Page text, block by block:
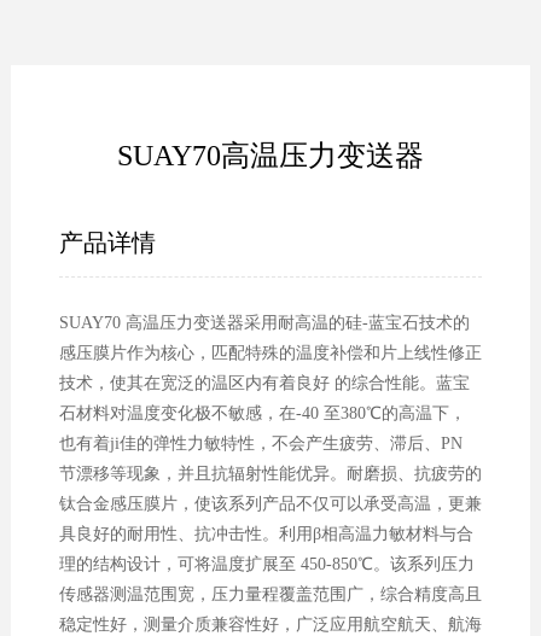
SUAY70高温压力变送器
产品详情
SUAY70 高温压力变送器采用耐高温的硅-蓝宝石技术的
感压膜片作为核心，匹配特殊的温度补偿和片上线性修正
技术，使其在宽泛的温区内有着良好 的综合性能。蓝宝
石材料对温度变化极不敏感，在-40 至380℃的高温下，
也有着ji佳的弹性力敏特性，不会产生疲劳、滞后、PN
节漂移等现象，并且抗辐射性能优异。耐磨损、抗疲劳的
钛合金感压膜片，使该系列产品不仅可以承受高温，更兼
具良好的耐用性、抗冲击性。利用β相高温力敏材料与合
理的结构设计，可将温度扩展至 450-850℃。该系列压力
传感器测温范围宽，压力量程覆盖范围广，综合精度高且
稳定性好，测量介质兼容性好，广泛应用航空航天、航海